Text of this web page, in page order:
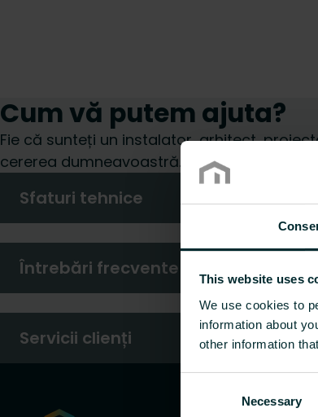
This website uses
We use cookies to
information about
other information
Necessary
Cum vă putem ajuta?
Fie că sunteți un instalator, arhitect,
cererea dumneavoastră.
Sfaturi tehnice
Întrebări frecvente
Servicii clienți